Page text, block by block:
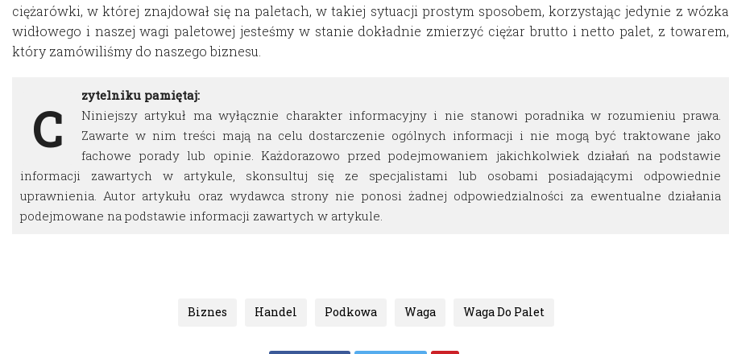
ciężarówki, w której znajdował się na paletach, w takiej sytuacji prostym sposobem, korzystając jedynie z wózka
widłowego i naszej wagi paletowej jesteśmy w stanie dokładnie zmierzyć ciężar brutto i netto palet, z towarem,
który zamówiliśmy do naszego biznesu.
C
zytelniku pamiętaj:
Niniejszy artykuł ma wyłącznie charakter informacyjny i nie stanowi poradnika w rozumieniu prawa.
Zawarte w nim treści mają na celu dostarczenie ogólnych informacji i nie mogą być traktowane jako
fachowe porady lub opinie. Każdorazowo przed podejmowaniem jakichkolwiek działań na podstawie
informacji zawartych w artykule, skonsultuj się ze specjalistami lub osobami posiadającymi odpowiednie
uprawnienia. Autor artykułu oraz wydawca strony nie ponosi żadnej odpowiedzialności za ewentualne działania
podejmowane na podstawie informacji zawartych w artykule.
Biznes Handel Podkowa Waga Waga Do Palet